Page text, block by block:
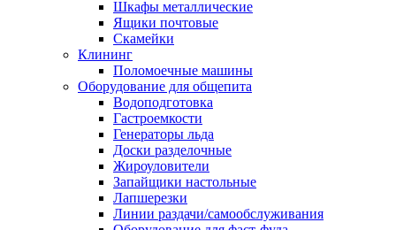
Шкафы металлические
Ящики почтовые
Скамейки
Клининг
Поломоечные машины
Оборудование для общепита
Водоподготовка
Гастроемкости
Генераторы льда
Доски разделочные
Жироуловители
Запайщики настольные
Лапшерезки
Линии раздачи/самообслуживания